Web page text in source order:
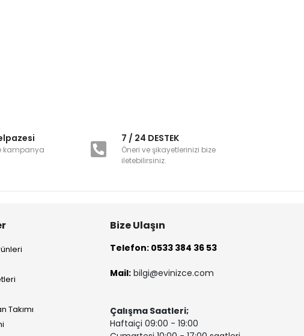
kampanya
7 / 24 DESTEK
Öneri ve şikayetlerinizi bize
iletebilirsiniz.
Takımı
Bize Ulaşın
Telefon: 0533 384 36 53
Mail: bilgi@evinizce.com
Çalışma Saatleri;
Haftaiçi 09:00 - 19:00